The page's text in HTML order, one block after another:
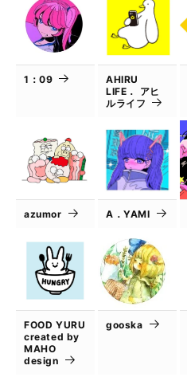
1：09
AHIRU
LIFE． アヒ
ルライフ
azumor A．YAMI
FOOD YURU
created by
MAHO
design
gooska